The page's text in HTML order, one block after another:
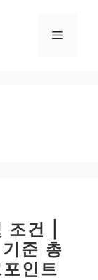
메
건 |
준 총
인트